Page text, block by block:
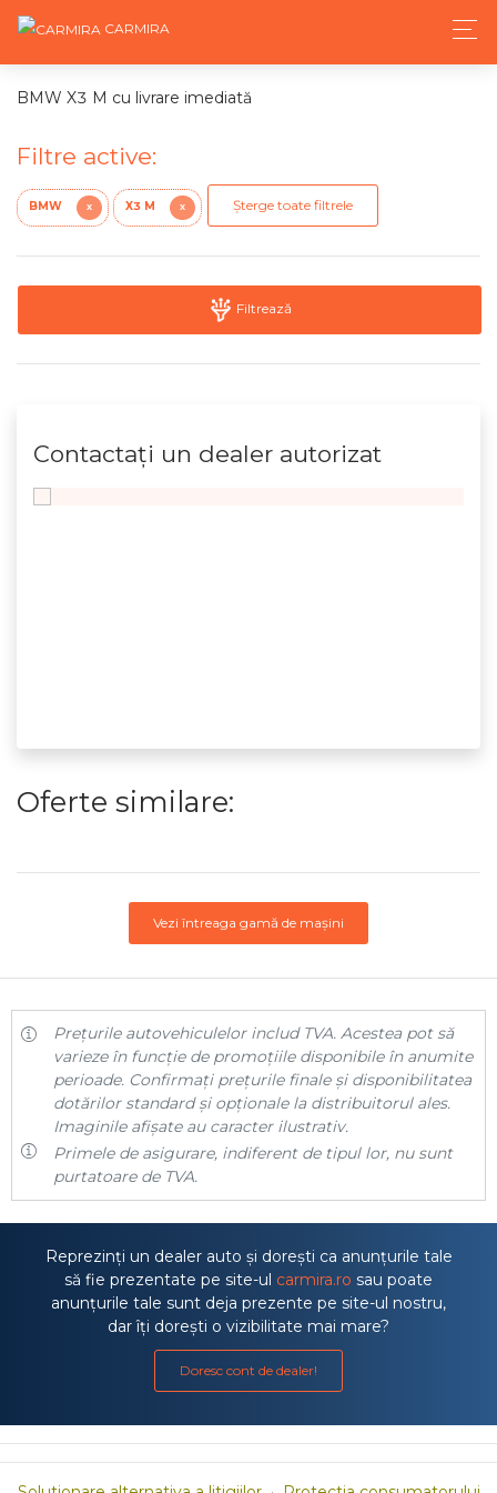
CARMIRA
BMW X3 M cu livrare imediată
Filtre active:
BMW X X3 M X Șterge toate filtrele
Filtrează
Contactaţi un dealer autorizat
Oferte similare:
Vezi întreaga gamă de mașini
Prețurile autovehiculelor includ TVA. Acestea pot să
varieze în funcție de promoțiile disponibile în anumite
perioade. Confirmați prețurile finale și disponibilitatea
dotărilor standard și opționale la distribuitorul ales.
Imaginile afișate au caracter ilustrativ.
Primele de asigurare, indiferent de tipul lor, nu sunt
purtatoare de TVA.
Reprezinți un dealer auto și dorești ca anunțurile tale
să fie prezentate pe site-ul carmira.ro sau poate
anunțurile tale sunt deja prezente pe site-ul nostru,
dar îți dorești o vizibilitate mai mare?
Doresc cont de dealer!